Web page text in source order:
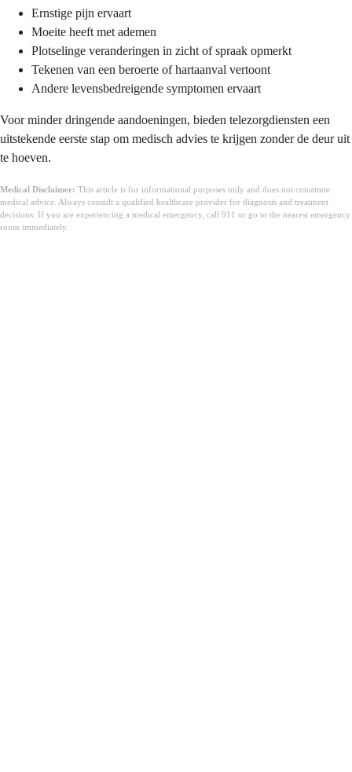
Ernstige pijn ervaart
Moeite heeft met ademen
Plotselinge veranderingen in zicht of spraak opmerkt
Tekenen van een beroerte of hartaanval vertoont
Andere levensbedreigende symptomen ervaart
Voor minder dringende aandoeningen, bieden telezorgdiensten een
uitstekende eerste stap om medisch advies te krijgen zonder de deur uit
te hoeven.
Medical Disclaimer: This article is for informational purposes only and does not constitute
medical advice. Always consult a qualified healthcare provider for diagnosis and treatment
decisions. If you are experiencing a medical emergency, call 911 or go to the nearest emergency
room immediately.